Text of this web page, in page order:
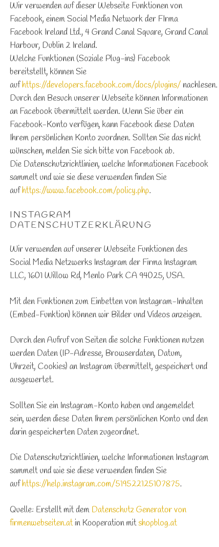
Wir verwenden auf dieser Webseite Funktionen von
Facebook, einem Social Media Network der FIrma
Facebook Ireland Ltd., 4 Grand Canal Square, Grand Canal
Harbour, Dublin 2 Ireland.
Welche Funktionen (Soziale Plug-ins) Facebook
bereitstellt, können Sie
aufhttps://developers.facebook.com/docs/plugins/nachlesen.
Durch den Besuch unserer Webseite können Informationen
an Facebook übermittelt werden. Wenn Sie über ein
Facebook-Konto verfügen, kann Facebook diese Daten
Ihrem persönlichen Konto zuordnen. Sollten Sie das nicht
wünschen, melden Sie sich bitte von Facebook ab.
Die Datenschutzrichtlinien, welche Informationen Facebook
sammelt und wie sie diese verwenden finden Sie
aufhttps://www.facebook.com/policy.php.
INSTAGRAM
DATENSCHUTZERKLÄRUNG
Wir verwenden auf unserer Webseite Funktionen des
Social Media Netzwerks Instagram der Firma Instagram
LLC, 1601 Willow Rd, Menlo Park CA 94025, USA.
Mit den Funktionen zum Einbetten von Instagram-Inhalten
(Embed-Funktion) können wir Bilder und Videos anzeigen.
Durch den Aufruf von Seiten die solche Funktionen nutzen
werden Daten (IP-Adresse, Browserdaten, Datum,
Uhrzeit, Cookies) an Instagram übermittelt, gespeichert und
ausgewertet.
Sollten Sie ein Instagram-Konto haben und angemeldet
sein, werden diese Daten Ihrem persönlichen Konto und den
darin gespeicherten Daten zugeordnet.
Die Datenschutzrichtlinien, welche Informationen Instagram
sammelt und wie sie diese verwenden finden Sie
aufhttps://help.instagram.com/519522125107875.
Quelle: Erstellt mit dem Datenschutz Generator von
firmenwebseiten.atin Kooperation mitshopblog.at